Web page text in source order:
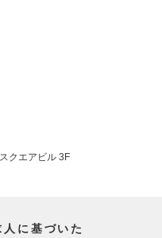
クエアビル 3F
に基づいた